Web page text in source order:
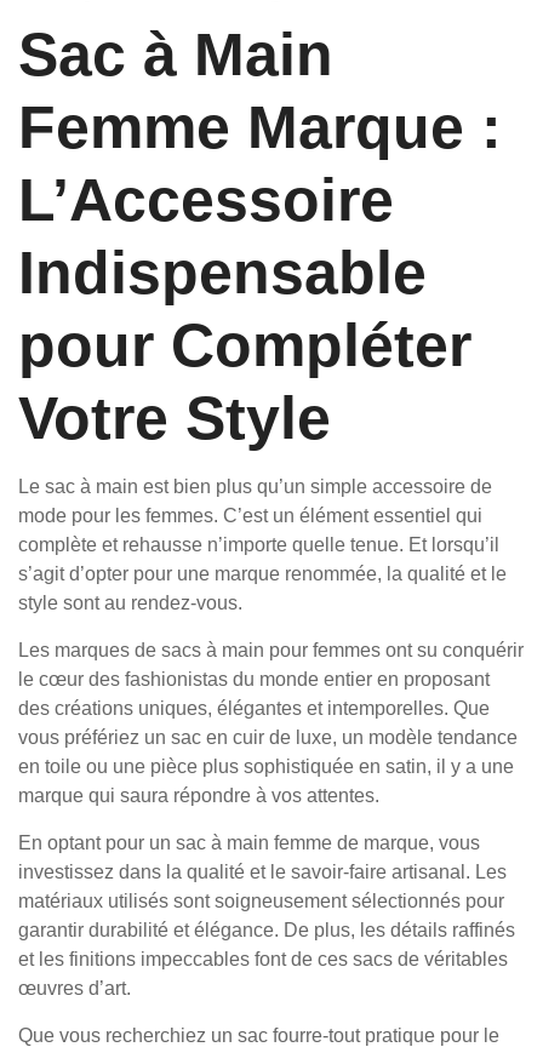
Sac à Main
Femme Marque :
L’Accessoire
Indispensable
pour Compléter
Votre Style
Le sac à main est bien plus qu’un simple accessoire de
mode pour les femmes. C’est un élément essentiel qui
complète et rehausse n’importe quelle tenue. Et lorsqu’il
s’agit d’opter pour une marque renommée, la qualité et le
style sont au rendez-vous.
Les marques de sacs à main pour femmes ont su conquérir
le cœur des fashionistas du monde entier en proposant
des créations uniques, élégantes et intemporelles. Que
vous préfériez un sac en cuir de luxe, un modèle tendance
en toile ou une pièce plus sophistiquée en satin, il y a une
marque qui saura répondre à vos attentes.
En optant pour un sac à main femme de marque, vous
investissez dans la qualité et le savoir-faire artisanal. Les
matériaux utilisés sont soigneusement sélectionnés pour
garantir durabilité et élégance. De plus, les détails raffinés
et les finitions impeccables font de ces sacs de véritables
œuvres d’art.
Que vous recherchiez un sac fourre-tout pratique pour le